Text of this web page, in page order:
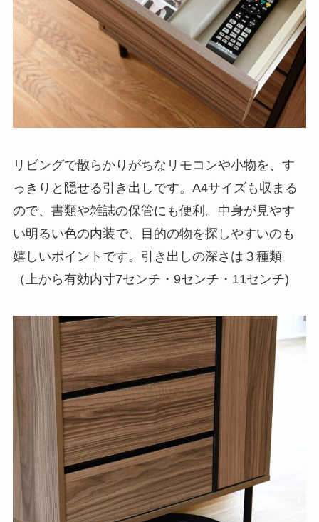
リビングで散らかりがちなリモコンや小物を、す
っきりと隠せる引き出しです。A4サイズも収まる
ので、書類や雑誌の保管にも便利。中身が見やす
い明るい色の内装で、目的の物を探しやすいのも
嬉しいポイントです。引き出しの深さは３種類
（上から有効内寸7センチ・9センチ・11センチ)